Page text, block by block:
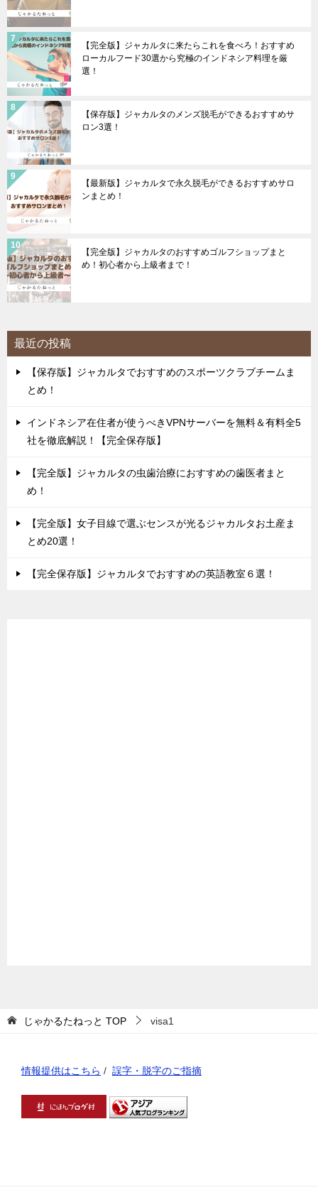
【完全版】ジャカルタに来たらこれを食べろ！おすすめ
ローカルフード30選から究極のインドネシア料理を厳
選！
【保存版】ジャカルタのメンズ脱毛ができるおすすめサ
ロン3選！
【最新版】ジャカルタで永久脱毛ができるおすすめサロ
ンまとめ！
【完全版】ジャカルタのおすすめゴルフショップまと
め！初心者から上級者まで！
最近の投稿
【保存版】ジャカルタでおすすめのスポーツクラブチームま
とめ！
インドネシア在住者が使うべきVPNサーバーを無料＆有料全5
社を徹底解説！【完全保存版】
【完全版】ジャカルタの虫歯治療におすすめの歯医者まと
め！
【完全版】女子目線で選ぶセンスが光るジャカルタお土産ま
とめ20選！
【完全保存版】ジャカルタでおすすめの英語教室６選！
じゃかるたねっと TOP visa1
情報提供はこちら / 誤字・脱字のご指摘